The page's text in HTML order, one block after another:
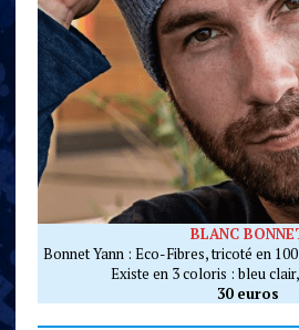
BLANC
Bonnet Yann : Eco-Fibres, tricoté en
Existe en 3 coloris : bleu
30 euros